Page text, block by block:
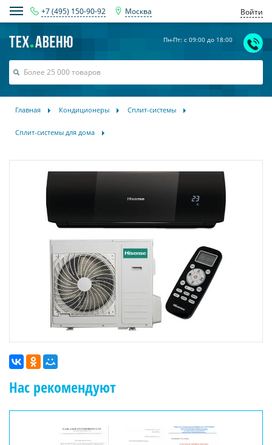
+7 (495) 150-90-92 Москва Войти
Пн-Пт: с 09:00 до 18:00
Главная Кондиционеры Сплит-системы
Сплит-системы для дома
Нас рекомендуют